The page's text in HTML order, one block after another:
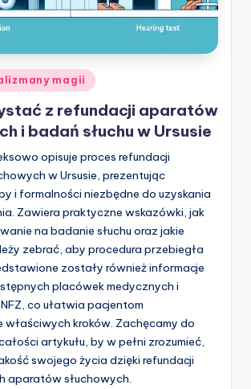
magii
z refundacji aparatów
i badań słuchu w Ursusie
opisuje proces refundacji
w Ursusie, prezentując
i formalności niezbędne do uzyskania
Zawiera praktyczne wskazówki, jak
na badanie słuchu oraz jakie
zebrać, aby procedura przebiegła
zostały również informacje
placówek medycznych i
co ułatwia pacjentom
właściwych kroków. Zachęcamy do
artykułu, by w pełni zrozumieć,
swojego życia dzięki refundacji
aparatów słuchowych.